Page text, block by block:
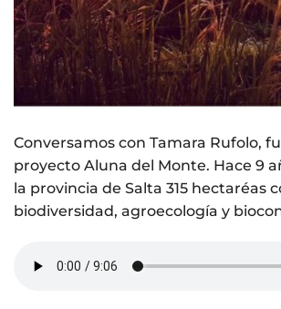
Conversamos con Tamara Rufolo,
proyecto Aluna del Monte. Hace 9
la provincia de Salta 315 hectaréas
biodiversidad, agroecología y